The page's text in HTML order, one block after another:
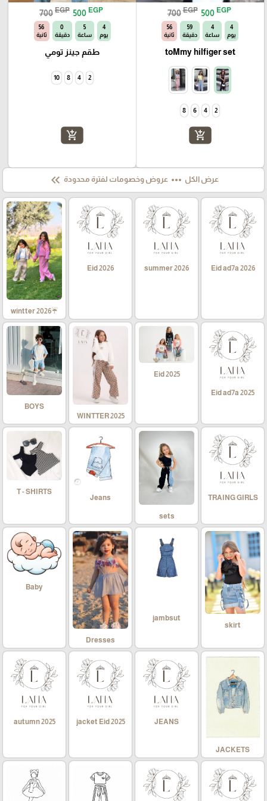
700 EGP 500 EGP
4
يوم
4
ساعة
59
دقيقة
55
ثانية
toMmy hilfiger set
2
4
6
8
add_shopping_cart
700 EGP 500 EGP
4
يوم
5
ساعة
0
دقيقة
55
ثانية
طقم جينز تومي
2
4
8
10
add_shopping_cart
عرض الكل more_horiz عروض وخصومات لفترة محدودة keyboard_double_arrow_left
Eid ad7a 2026
summer 2026
Eid 2026
☔wintter 2026
Eid ad7a 2025
Eid 2025
WINTTER 2025
BOYS
TRAING GIRLS
sets
Jeans
T - SHIRTS
skirt
jambsut
Dresses
Baby
JACKETS
JEANS
jacket Eid 2025
autumn 2025